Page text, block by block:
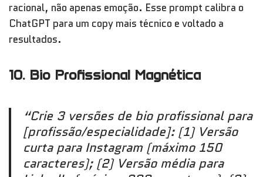
racional, não apenas emoção. Esse prompt calibra o
ChatGPT para um copy mais técnico e voltado a
resultados.
10. Bio Profissional Magnética
“Crie 3 versões de bio profissional para
[profissão/especialidade]: (1) Versão
curta para Instagram (máximo 150
caracteres); (2) Versão média para